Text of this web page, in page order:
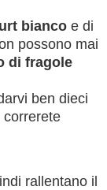
bianco e di
possono mai
di fragole
ben dieci
correrete
rallentano il